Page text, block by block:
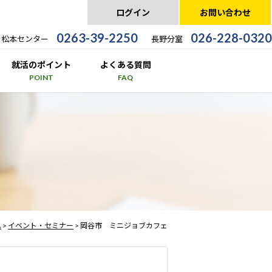
ログイン お問い合わせ
松本センター 0263-39-2250 長野分室 026-228-0320
就活のポイント
POINT
よくある質問
FAQ
> イベント・セミナー > 岡谷市 ミニジョブカフェ